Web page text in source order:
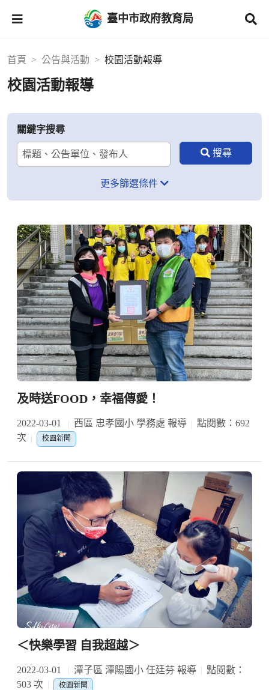
臺中市政府教育局
首頁 公告與活動 校園活動報導
校園活動報導
關鍵字搜尋
更多篩選條件
及時送FOOD，幸福傳愛！
2022-03-01 西區 忠孝國小 學務處 報導
點閱數：692
次
校園新聞
＜快樂學習 自我超越＞
2022-03-01 潭子區 潭陽國小 任廷芬 報導
點閱數：
503 次
校園新聞